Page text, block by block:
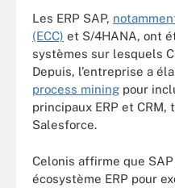
Les ERP SAP,
(ECC) et S/4HANA, ont
systèmes sur lesquels
Depuis, l’entreprise a
process mining pour
principaux ERP et CRM,
Salesforce.
Celonis affirme que
écosystème ERP pour